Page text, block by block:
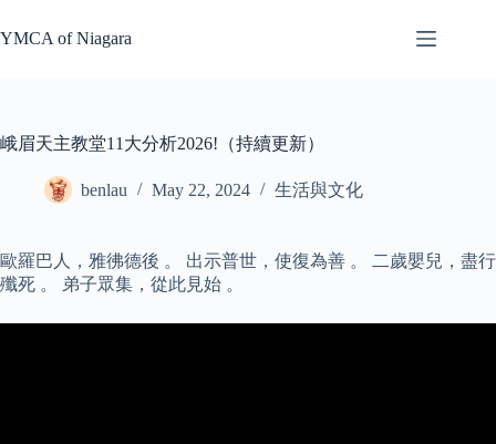
to
content
YMCA of Niagara
峨眉天主教堂11大分析2026!（持續更新）
benlau May 22, 2024 生活與文化
歐羅巴人，雅彿德後 。 出示普世，使復為善 。 二歲嬰兒，盡行
殲死 。 弟子眾集，從此見始 。